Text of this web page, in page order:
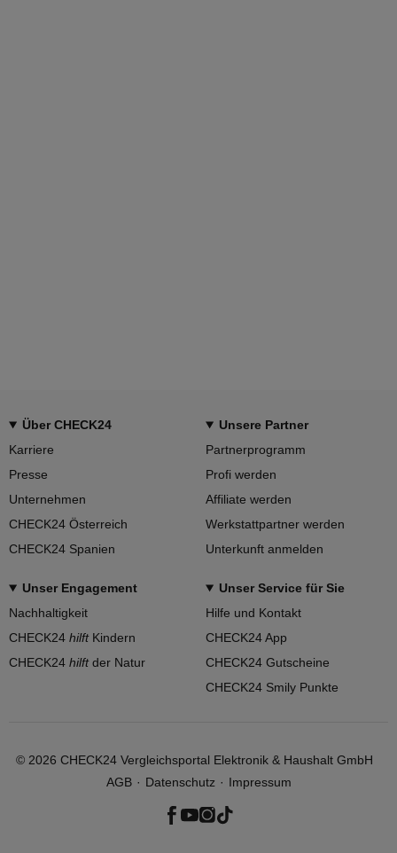
Über CHECK24
Karriere
Presse
Unternehmen
CHECK24 Österreich
CHECK24 Spanien
Unsere Partner
Partnerprogramm
Profi werden
Affiliate werden
Werkstattpartner werden
Unterkunft anmelden
Unser Engagement
Nachhaltigkeit
CHECK24 hilftKindern
CHECK24 hilftder Natur
Unser Service für Sie
Hilfe und Kontakt
CHECK24 App
CHECK24 Gutscheine
CHECK24 Smily Punkte
© 2026 CHECK24 Vergleichsportal Elektronik & Haushalt GmbH
AGB
Datenschutz Impressum